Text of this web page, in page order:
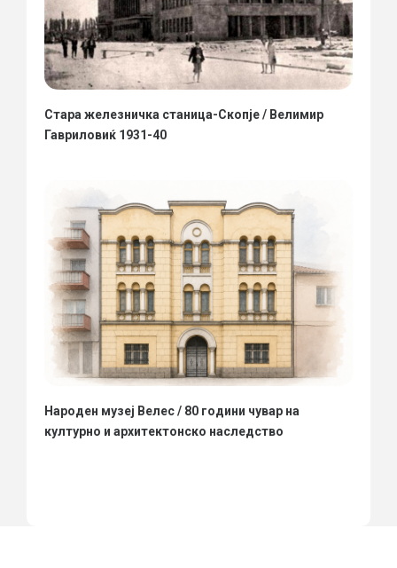
Стара железничка станица-Скопје / Велимир
Гавриловиќ 1931-40
Народен музеј Велес / 80 години чувар на
културно и архитектонско наследство